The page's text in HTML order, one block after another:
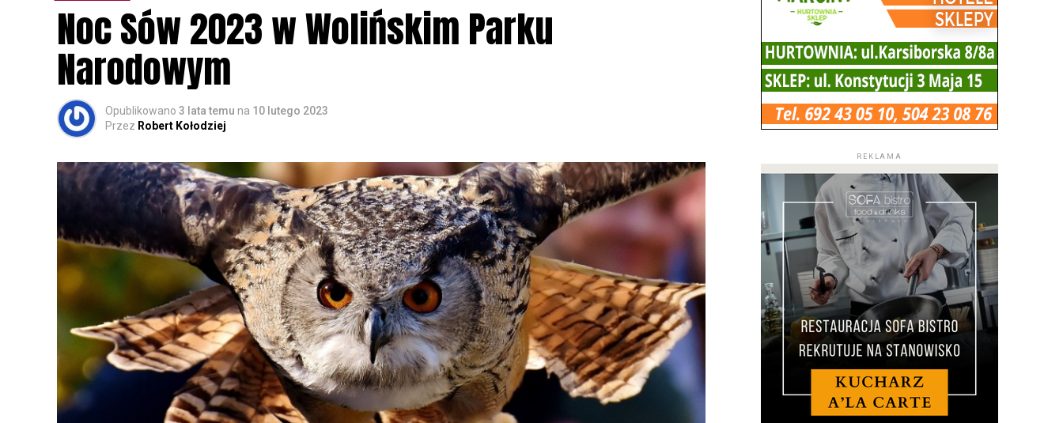
Noc Sów 2023 w Wolińskim Parku
Narodowym
Opublikowano 3 lata temu na 10 lutego 2023
Przez Robert Kołodziej
REKLAMA